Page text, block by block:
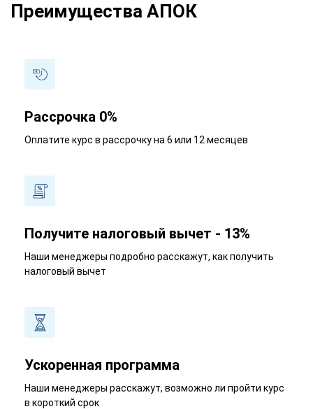
Преимущества АПОК
Рассрочка 0%
Оплатите курс в рассрочку на 6 или 12 месяцев
Получите налоговый вычет - 13%
Наши менеджеры подробно расскажут, как получить
налоговый вычет
Ускоренная программа
Наши менеджеры расскажут, возможно ли пройти курс
в короткий срок